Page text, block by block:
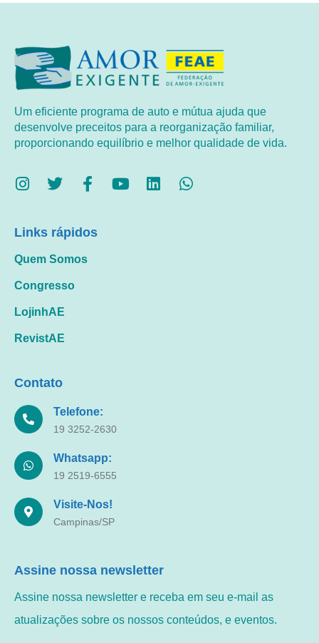
Um eficiente programa de auto e mútua ajuda que
desenvolve preceitos para a reorganização familiar,
proporcionando equilíbrio e melhor qualidade de vida.
Links rápidos
Quem Somos
Congresso
LojinhAE
RevistAE
Contato
Telefone:
19 3252-2630
Whatsapp:
19 2519-6555
Visite-Nos!
Campinas/SP
Assine nossa newsletter
Assine nossa newsletter e receba em seu e-mail as
atualizações sobre os nossos conteúdos, e eventos.